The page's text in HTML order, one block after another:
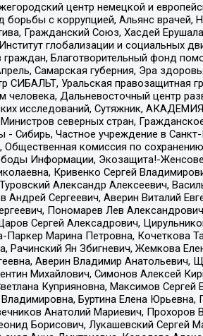
центр немецкой и
борьбы с коррупцией, Альянс
Гражданский Союз, Хасдей
глобализации и социальных
Благотворительный фонд
Самарская губерния, Эра
Уральская правозащитная
человека, Дальневосточный центр
исследований, Сутяжник,
северных стран,
Сибирь, Частное учреждение в
комиссия по
Информации, Экозащита!-
Кривенко Сергей
Александр Алексеевич,
Андрей Сергеевич, Аверин Виталий
Пономарев Лев
Сергей Алексадрович,
Марина Петровна, Кочеткова
Рачинский Ян Збигневич, Жемкова
Аверин Владимир
Михайлович, Симонов Алексей
Куприяновна, Максимов
Буртина Елена
Анатолий Мариевич,
Борисович, Лукашевский